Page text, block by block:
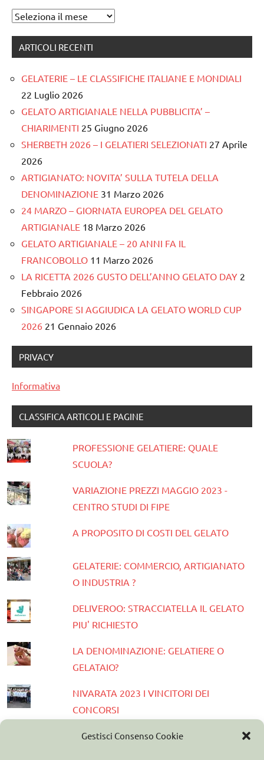
Gestisci Consenso Cookie
Archivi
ARTICOLI RECENTI
GELATERIE – LE CLASSIFICHE ITALIANE E MONDIALI
22 Luglio 2026
GELATO ARTIGIANALE NELLA PUBBLICITA’ –
CHIARIMENTI 25 Giugno 2026
SHERBETH 2026 – I GELATIERI SELEZIONATI 27 Aprile
2026
ARTIGIANATO: NOVITA’ SULLA TUTELA DELLA
DENOMINAZIONE 31 Marzo 2026
24 MARZO – GIORNATA EUROPEA DEL GELATO
ARTIGIANALE 18 Marzo 2026
GELATO ARTIGIANALE – 20 ANNI FA IL
FRANCOBOLLO 11 Marzo 2026
LA RICETTA 2026 GUSTO DELL’ANNO GELATO DAY 2
Febbraio 2026
SINGAPORE SI AGGIUDICA LA GELATO WORLD CUP
2026 21 Gennaio 2026
PRIVACY
Informativa
CLASSIFICA ARTICOLI E PAGINE
PROFESSIONE GELATIERE: QUALE
SCUOLA?
VARIAZIONE PREZZI MAGGIO 2023 -
CENTRO STUDI DI FIPE
A PROPOSITO DI COSTI DEL GELATO
GELATERIE: COMMERCIO, ARTIGIANATO
O INDUSTRIA ?
DELIVEROO: STRACCIATELLA IL GELATO
PIU' RICHIESTO
LA DENOMINAZIONE: GELATIERE O
GELATAIO?
NIVARATA 2023 I VINCITORI DEI
CONCORSI
PRESENTATA LA GUIDA GELATERIE